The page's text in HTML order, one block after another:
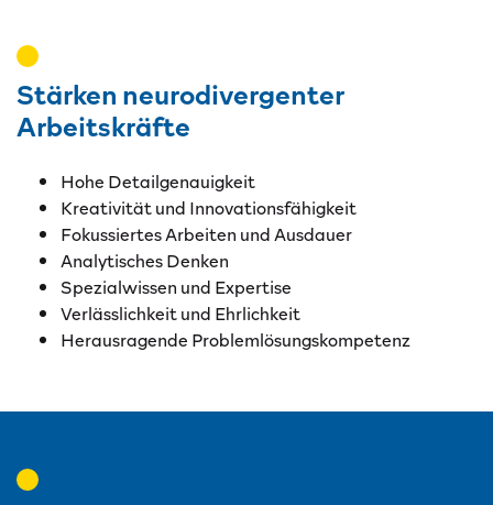
Stärken neurodivergenter
Arbeitskräfte
Hohe Detailgenauigkeit
Kreativität und Innovationsfähigkeit
Fokussiertes Arbeiten und Ausdauer
Analytisches Denken
Spezialwissen und Expertise
Verlässlichkeit und Ehrlichkeit
Herausragende Problemlösungskompetenz